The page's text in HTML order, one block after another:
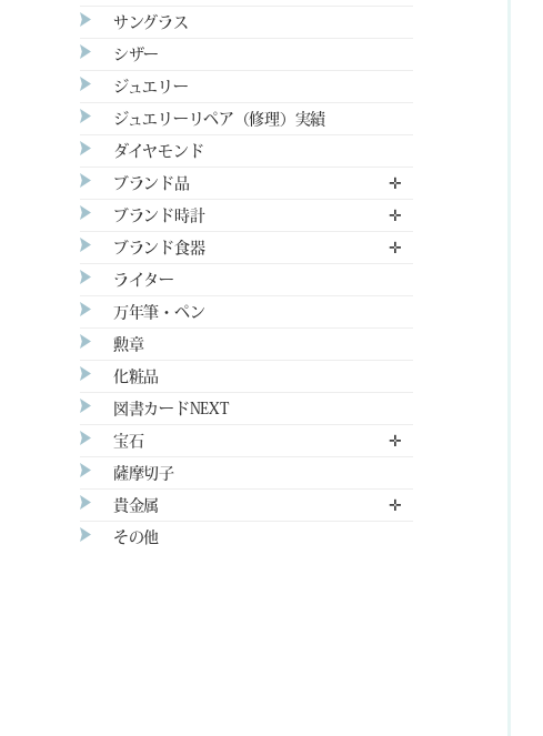
サングラス
シザー
ジュエリー
ジュエリーリペア（修理）実績
ダイヤモンド
ブランド品 ✛
ブランド時計 ✛
ブランド食器 ✛
ライター
万年筆・ペン
勲章
化粧品
図書カードNEXT
宝石 ✛
薩摩切子
貴金属 ✛
その他